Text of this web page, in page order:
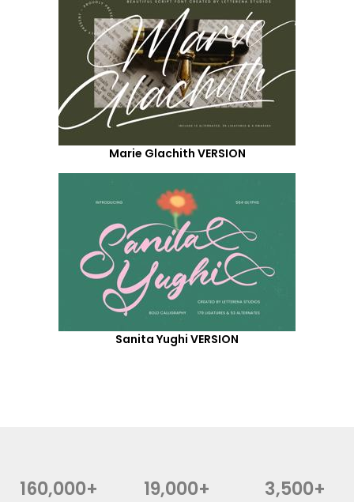
Marie Glachith VERSION
Sanita Yughi VERSION
160,000+ 19,000+ 3,500+